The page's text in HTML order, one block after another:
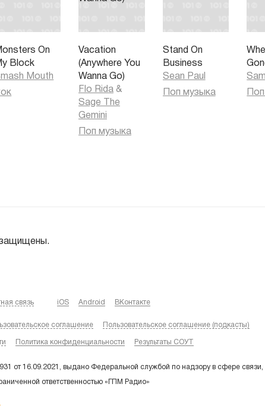
On
Block
Mouth
Vacation
(Anywhere You
Wanna Go)
Flo Rida &
Sage The
Gemini
Поп музыка
Stand On
Business
Sean Paul
Поп музыка
связь iOS Android ВКонтакте
соглашение Пользовательское соглашение (подкасты)
Политика конфиденциальности Результаты СОУТ
от 16.09.2021, выдано Федеральной службой по надзору в сфере
ответственностью «ГПМ Радио»